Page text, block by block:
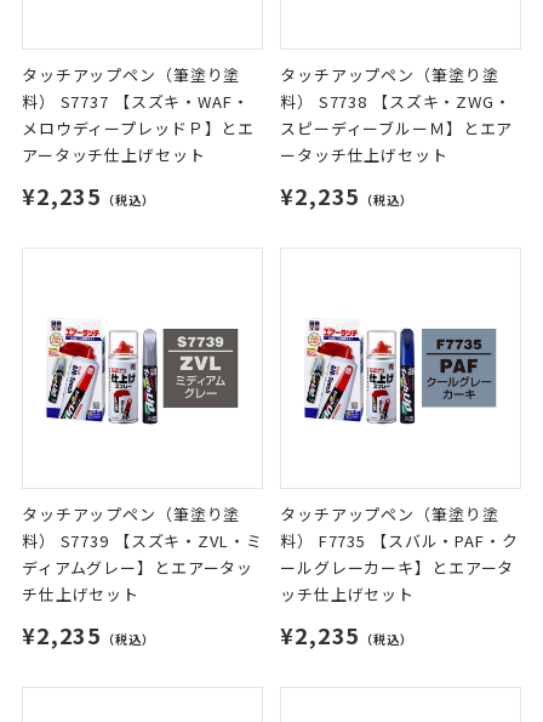
タッチアップペン（筆塗り塗
料） S7737 【スズキ・WAF・
メロウディープレッドＰ】とエ
アータッチ仕上げセット
¥2,235 （税込）
タッチアップペン（筆塗り塗
料） S7738 【スズキ・ZWG・
スピーディーブルーＭ】とエア
ータッチ仕上げセット
¥2,235 （税込）
タッチアップペン（筆塗り塗
料） S7739 【スズキ・ZVL・ミ
ディアムグレー】とエアータッ
チ仕上げセット
¥2,235 （税込）
タッチアップペン（筆塗り塗
料） F7735 【スバル・PAF・ク
ールグレーカーキ】とエアータ
ッチ仕上げセット
¥2,235 （税込）